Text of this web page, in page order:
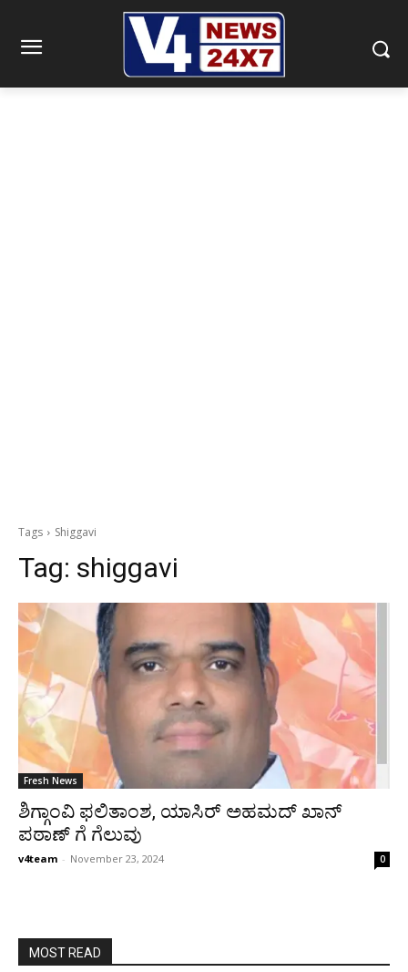
Tags Shiggavi
Tag: shiggavi
Fresh News
ಶಿಗ್ಗಾಂವಿ ಫಲಿತಾಂಶ, ಯಾಸಿರ್ ಅಹಮದ್​ ಖಾನ್​
ಪಠಾಣ್ ಗೆ ಗೆಲುವು
v4team - November 23, 2024 0
MOST READ